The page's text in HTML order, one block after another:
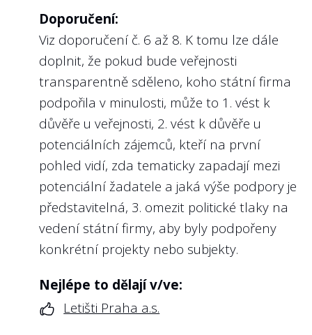
vlastníka, ergo u státních firmem
prodlouženou rukou veřejnosti. V
doporučeních Světové banky nebo OECD je
na kompetence a adekvátní podmínky pro
výkon funkce členů kontrolních orgánů
státních firem kladen značný důraz.
Na webu Transparentní Česko odměny
členů dozorčích rad na rozdíl od odměn
managementu zveřejňujeme. Chceme však
především poukázat na fakt, že z našeho
pohledu by při zvýšených nárocích na členy
kontrolních orgánů měly být adekvátně
zvýšeny i jejich odměny. Členství v
kontrolním orgánu státní firmy
nepovažujeme za „politickou trafiku“, ba
Doporučení:
Viz doporučení č. 6 až 8. K tomu lze dále
doplnit, že pokud bude veřejnosti
transparentně sděleno, koho státní firma
podpořila v minulosti, může to 1. vést k
důvěře u veřejnosti, 2. vést k důvěře u
potenciálních zájemců, kteří na první
pohled vidí, zda tematicky zapadají mezi
potenciální žadatele a jaká výše podpory je
představitelná, 3. omezit politické tlaky na
vedení státní firmy, aby byly podpořeny
konkrétní projekty nebo subjekty.
Nejlépe to dělají v/ve:
Letišti Praha a.s.